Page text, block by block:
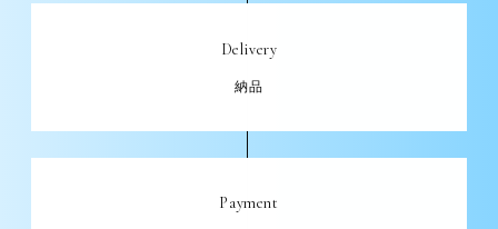
Delivery
納品
Payment